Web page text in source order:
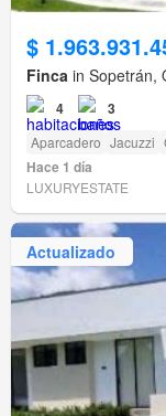
$
Finca in Sopetrán,
4 3
Aparcadero Jacuzzi
Hace 1 día
LUXURYESTATE
Actualizado